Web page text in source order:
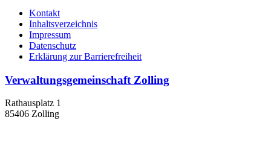
Kontakt
Inhaltsverzeichnis
Impressum
Datenschutz
Erklärung zur Barrierefreiheit
Verwaltungsgemeinschaft Zolling
Rathausplatz 1
85406 Zolling